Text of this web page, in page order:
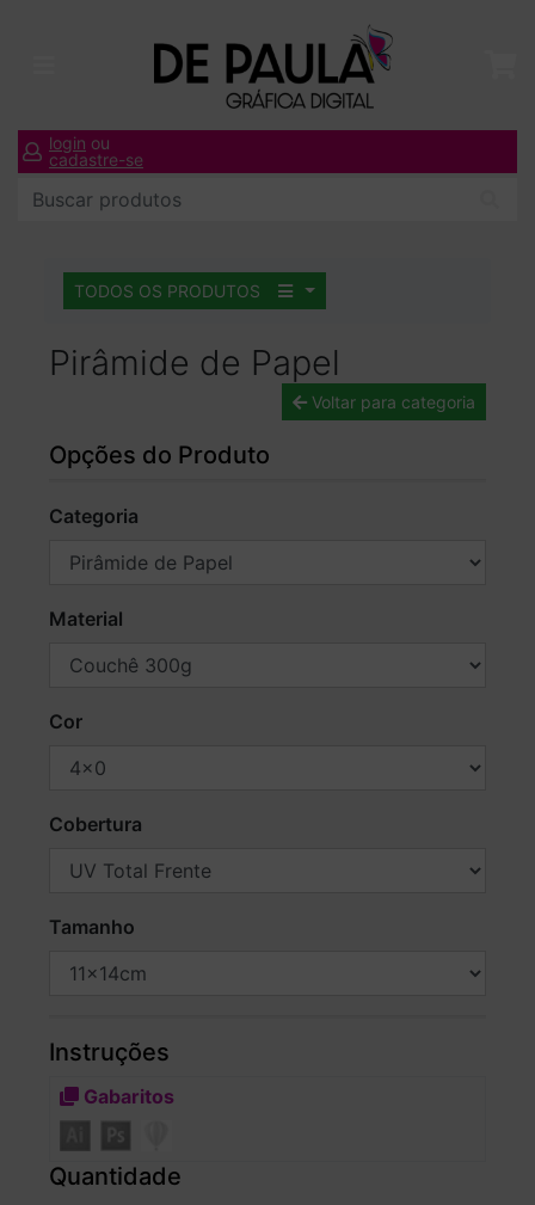
login ou
cadastre-se
TODOS OS PRODUTOS
Pirâmide de Papel
Voltar para categoria
Opções do Produto
Categoria
Material
Cor
Cobertura
Tamanho
Instruções
Gabaritos
Quantidade